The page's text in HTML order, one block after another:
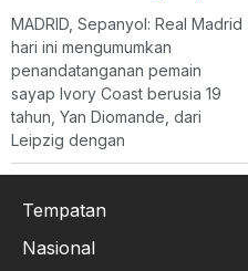
MADRID, Sepanyol: Real Madrid
hari ini mengumumkan
penandatanganan pemain
sayap Ivory Coast berusia 19
tahun, Yan Diomande, dari
Leipzig dengan
Tempatan
Nasional